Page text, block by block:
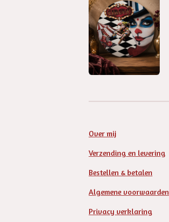
Over mij
Verzending en levering
Bestellen & betalen
Algemene voorwaarden
Privacy verklaring